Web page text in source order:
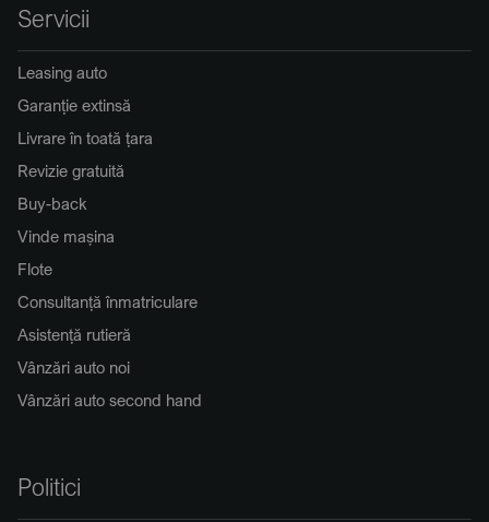
Servicii
Leasing auto
Garanție extinsă
Livrare în toată țara
Revizie gratuită
Buy-back
Vinde mașina
Flote
Consultanță înmatriculare
Asistență rutieră
Vânzări auto noi
Vânzări auto second hand
Politici